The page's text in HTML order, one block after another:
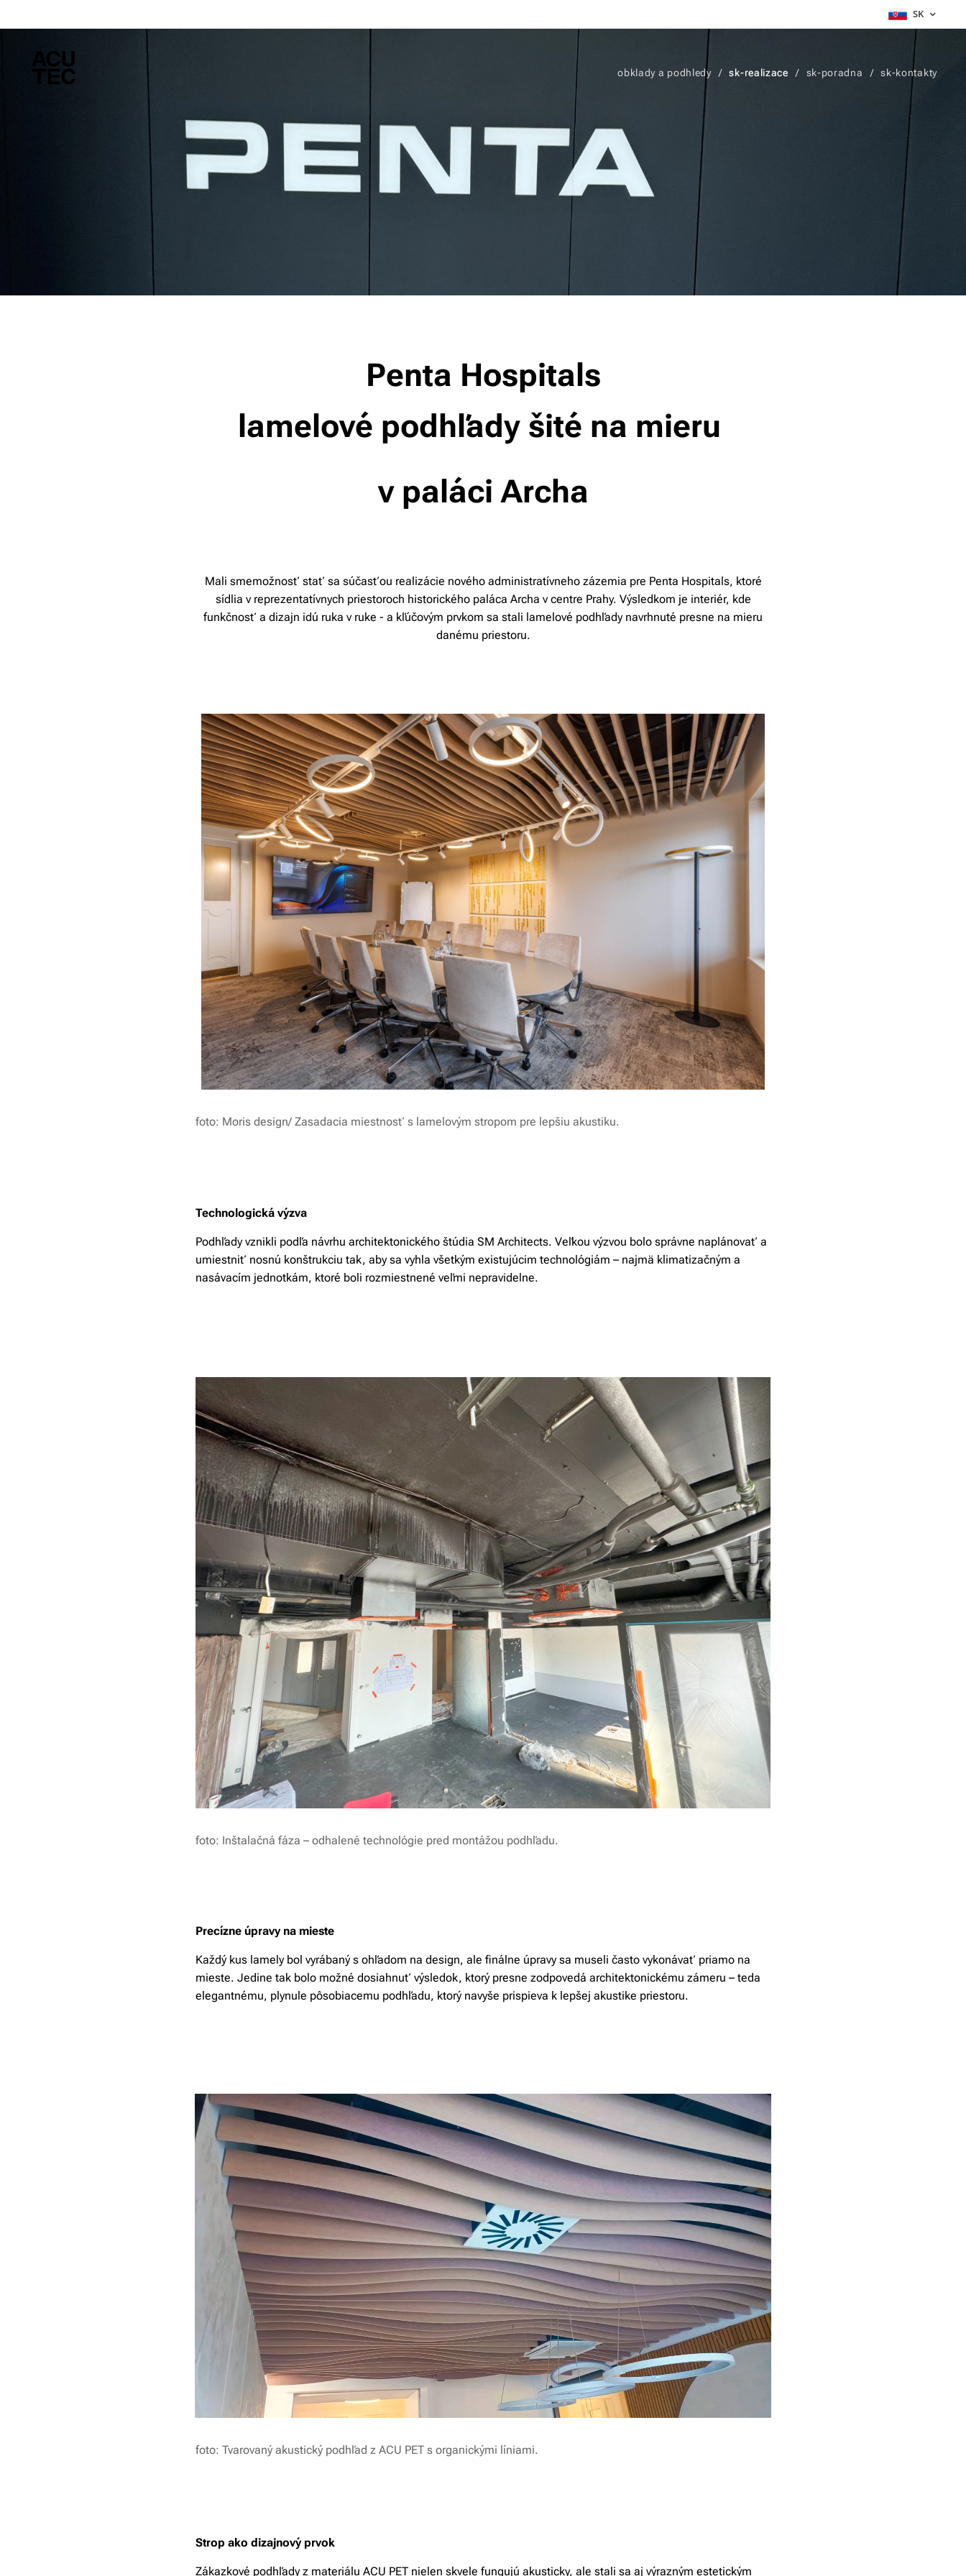
SK
obklady a podhledy sk-realizace sk-poradna sk-kontakty
Penta Hospitals
lamelové podhľady šité na mieru
v paláci Archa
Mali smemožnosť stať sa súčasťou realizácie nového administratívneho zázemia pre Penta Hospitals, ktoré
sídlia v reprezentatívnych priestoroch historického paláca Archa v centre Prahy. Výsledkom je interiér, kde
funkčnosť a dizajn idú ruka v ruke - a kľúčovým prvkom sa stali lamelové podhľady navrhnuté presne na mieru
danému priestoru.
foto: Moris design/ Zasadacia miestnosť s lamelovým stropom pre lepšiu akustiku.
Technologická výzva
Podhľady vznikli podľa návrhu architektonického štúdia SM Architects. Veľkou výzvou bolo správne naplánovať a
umiestniť nosnú konštrukciu tak, aby sa vyhla všetkým existujúcim technológiám – najmä klimatizačným a
nasávacím jednotkám, ktoré boli rozmiestnené veľmi nepravidelne.
foto: Inštalačná fáza – odhalené technológie pred montážou podhľadu.
Precízne úpravy na mieste
Každý kus lamely bol vyrábaný s ohľadom na design, ale finálne úpravy sa museli často vykonávať priamo na
mieste. Jedine tak bolo možné dosiahnuť výsledok, ktorý presne zodpovedá architektonickému zámeru – teda
elegantnému, plynule pôsobiacemu podhľadu, ktorý navyše prispieva k lepšej akustike priestoru.
foto: Tvarovaný akustický podhľad z ACU PET s organickými líniami.
Strop ako dizajnový prvok
Zákazkové podhľady z materiálu ACU PET nielen skvele fungujú akusticky, ale stali sa aj výrazným estetickým